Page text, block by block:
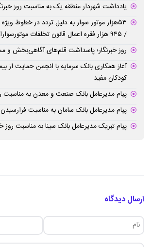
یادداشت شهردار منطقه یک به مناسبت روز
۵۳هزار موتور سوار به دلیل تردد در خطوط
/ ۹۴۵ هزار فقره اعمال قانون تخلفات موتورسواران در سال ۱۴۰۵
روز خبرنگار؛ پاسداشت قلم‌های آگاهی‌بخش و
آغاز همکاری بانک سرمایه با انجمن حمایت از
کودکان مفید
پیام مدیرعامل بانک صنعت و معدن به مناسبت
پیام مدیرعامل بانک سامان به مناسبت فرارسیدن
پیام تبریک مدیرعامل بانک سینا به مناسبت روز
ارسال دیدگاه